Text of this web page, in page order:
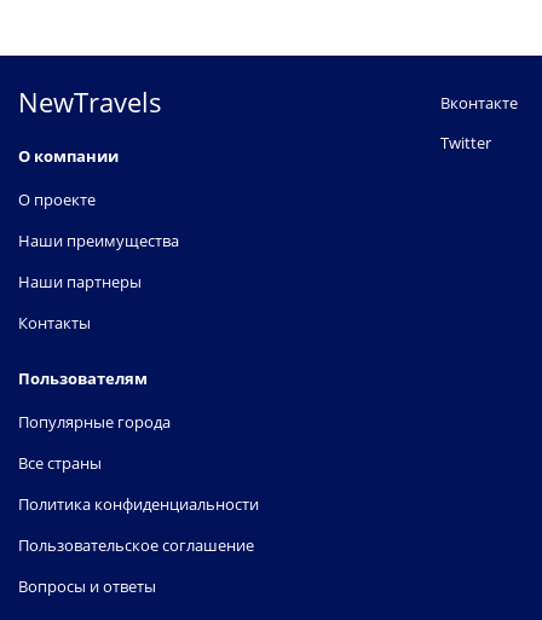
NewTravels
О компании
О проекте
Наши преимущества
Наши партнеры
Контакты
Пользователям
Популярные города
Все страны
Политика конфиденциальности
Пользовательское соглашение
Вопросы и ответы
Вконтакте
Twitter